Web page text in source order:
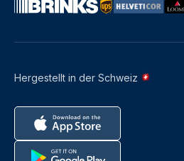
Hergestellt in der Schweiz